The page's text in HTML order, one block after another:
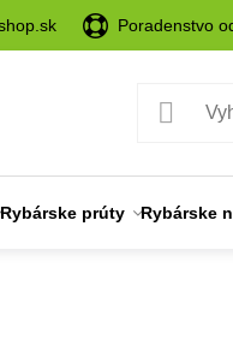
Poradenstvo
Rybárske prúty Rybárske